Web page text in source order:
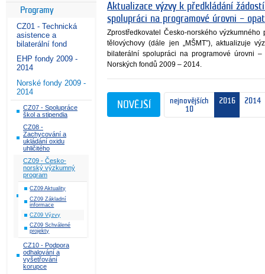
Programy
CZ01 - Technická
asistence a
bilaterální fond
EHP fondy 2009 -
2014
Norské fondy 2009 -
2014
CZ07 - Spolupráce
škol a stipendia
CZ08 -
Zachycování a
ukládání oxidu
uhličitého
CZ09 - Česko-
norský výzkumný
program
CZ09 Aktuality
CZ09 Základní
informace
CZ09 Výzvy
CZ09 Schválené
projekty
CZ10 - Podpora
odhalování a
vyšetřování
korupce
Aktualizace výzvy k předkládání
spolupráci na programové úrovni –
Zprostředkovatel Česko-norského
tělovýchovy (dále jen „MŠMT”), aktualizuje
bilaterální spolupráci na programové úrovni
Norských fondů 2009 – 2014.
nejnovějších
10
2016 2014
NOVĚJŠÍ